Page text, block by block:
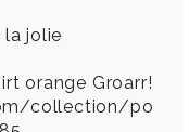
la jolie
orange Groarr!
collection/po